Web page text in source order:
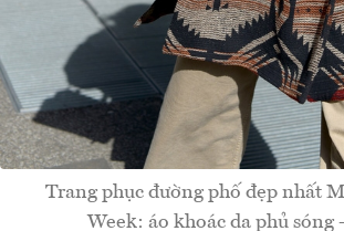
Trang phục đường phố đẹp nhất
Week: áo khoác da phủ sóng